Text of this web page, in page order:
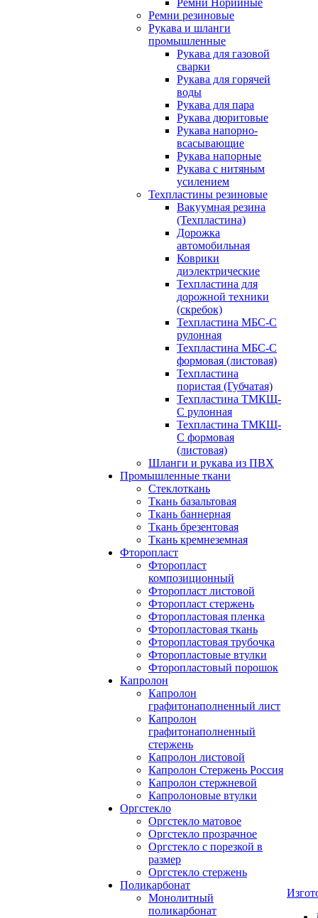
Ремни Норийные
Ремни резиновые
Рукава и шланги
промышленные
Рукава для газовой
сварки
Рукава для горячей
воды
Рукава для пара
Рукава дюритовые
Рукава напорно-
всасывающие
Рукава напорные
Рукава с нитяным
усилением
Техпластины резиновые
Вакуумная резина
(Техпластина)
Дорожка
автомобильная
Коврики
диэлектрические
Техпластина для
дорожной техники
(скребок)
Техпластина МБС-С
рулонная
Техпластина МБС-С
формовая (листовая)
Техпластина
пористая (Губчатая)
Техпластина ТМКЩ-
С рулонная
Техпластина ТМКЩ-
С формовая
(листовая)
Шланги и рукава из ПВХ
Промышленные ткани
Стеклоткань
Ткань базальтовая
Ткань баннерная
Ткань брезентовая
Ткань кремнеземная
Фторопласт
Фторопласт
композиционный
Фторопласт листовой
Фторопласт стержень
Фторопластовая пленка
Фторопластовая ткань
Фторопластовая трубочка
Фторопластовые втулки
Фторопластовый порошок
Капролон
Капролон
графитонаполненный лист
Капролон
графитонаполненный
стержень
Капролон листовой
Капролон Стержень Россия
Капролон стержневой
Капролоновые втулки
Оргстекло
Оргстекло матовое
Оргстекло прозрачное
Оргстекло с порезкой в
размер
Оргстекло стержень
Поликарбонат
Монолитный
поликарбонат